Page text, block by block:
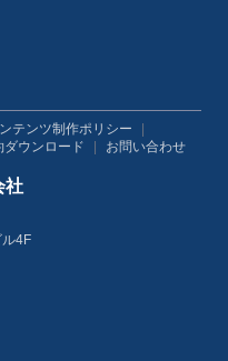
テンツ制作ポリシー
ダウンロード お問い合わせ
社
4F